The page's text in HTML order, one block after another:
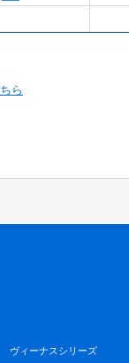
ら
ヴィーナスシリーズ